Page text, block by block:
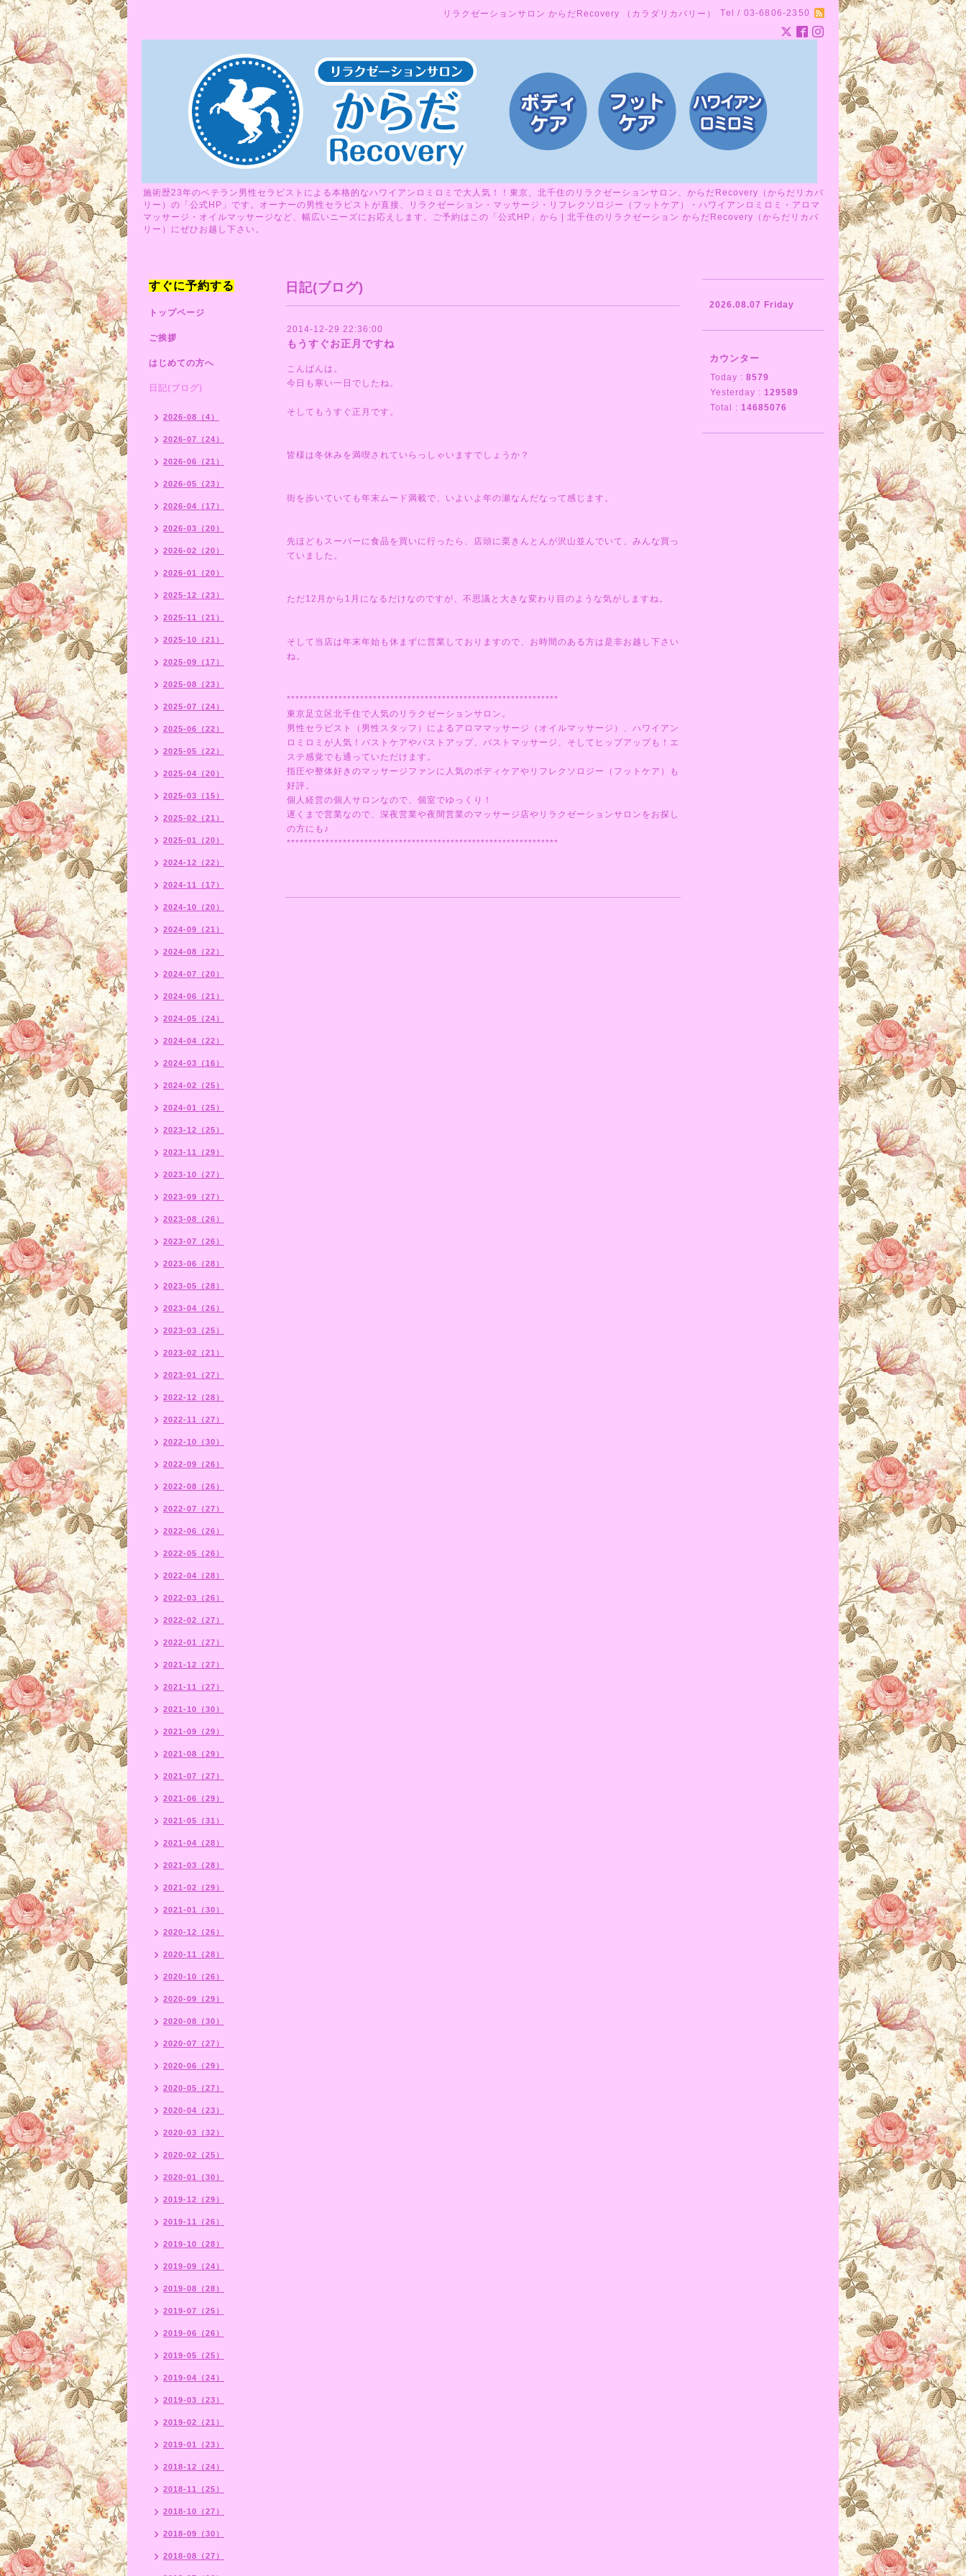
リラクゼーションサロン からだRecovery （カラダリカバリー） Tel / 03-6806-2350
施術歴23年のベテラン男性セラピストによる本格的なハワイアンロミロミで大人気！！東京、北千住のリラクゼーションサロン、からだRecovery（からだリカバ
リー）の「公式HP」です。オーナーの男性セラピストが直接、リラクゼーション・マッサージ・リフレクソロジー（フットケア）・ハワイアンロミロミ・アロマ
マッサージ・オイルマッサージなど、幅広いニーズにお応えします。ご予約はこの「公式HP」から | 北千住のリラクゼーション からだRecovery（からだリカバ
リー）にぜひお越し下さい。
日記(ブログ)
2014-12-29 22:36:00
もうすぐお正月ですね
こんばんは。
今日も寒い一日でしたね。
そしてもうすぐ正月です。
皆様は冬休みを満喫されていらっしゃいますでしょうか？
街を歩いていても年末ムード満載で、いよいよ年の瀬なんだなって感じます。
先ほどもスーパーに食品を買いに行ったら、店頭に栗きんとんが沢山並んでいて、みんな買っ
ていました。
ただ12月から1月になるだけなのですが、不思議と大きな変わり目のような気がしますね。
そして当店は年末年始も休まずに営業しておりますので、お時間のある方は是非お越し下さい
ね。
***************************************************************
東京足立区北千住で人気のリラクゼーションサロン。
男性セラピスト（男性スタッフ）によるアロママッサージ（オイルマッサージ）、ハワイアン
ロミロミが人気！バストケアやバストアップ、バストマッサージ、そしてヒップアップも！エ
ステ感覚でも通っていただけます。
指圧や整体好きのマッサージファンに人気のボディケアやリフレクソロジー（フットケア）も
好評。
個人経営の個人サロンなので、個室でゆっくり！
遅くまで営業なので、深夜営業や夜間営業のマッサージ店やリラクゼーションサロンをお探し
の方にも♪
***************************************************************
すぐに予約する
トップページ
ご挨拶
はじめての方へ
日記(ブログ)
2026-08（4）
2026-07（24）
2026-06（21）
2026-05（23）
2026-04（17）
2026-03（20）
2026-02（20）
2026-01（20）
2025-12（23）
2025-11（21）
2025-10（21）
2025-09（17）
2025-08（23）
2025-07（24）
2025-06（22）
2025-05（22）
2025-04（20）
2025-03（15）
2025-02（21）
2025-01（20）
2024-12（22）
2024-11（17）
2024-10（20）
2024-09（21）
2024-08（22）
2024-07（20）
2024-06（21）
2024-05（24）
2024-04（22）
2024-03（16）
2024-02（25）
2024-01（25）
2023-12（25）
2023-11（29）
2023-10（27）
2023-09（27）
2023-08（26）
2023-07（26）
2023-06（28）
2023-05（28）
2023-04（26）
2023-03（25）
2023-02（21）
2023-01（27）
2022-12（28）
2022-11（27）
2022-10（30）
2022-09（26）
2022-08（26）
2022-07（27）
2022-06（26）
2022-05（26）
2022-04（28）
2022-03（26）
2022-02（27）
2022-01（27）
2021-12（27）
2021-11（27）
2021-10（30）
2021-09（29）
2021-08（29）
2021-07（27）
2021-06（29）
2021-05（31）
2021-04（28）
2021-03（28）
2021-02（29）
2021-01（30）
2020-12（26）
2020-11（28）
2020-10（26）
2020-09（29）
2020-08（30）
2020-07（27）
2020-06（29）
2020-05（27）
2020-04（23）
2020-03（32）
2020-02（25）
2020-01（30）
2019-12（29）
2019-11（26）
2019-10（28）
2019-09（24）
2019-08（28）
2019-07（25）
2019-06（26）
2019-05（25）
2019-04（24）
2019-03（23）
2019-02（21）
2019-01（23）
2018-12（24）
2018-11（25）
2018-10（27）
2018-09（30）
2018-08（27）
2026.08.07 Friday
カウンター
Today : 8579
Yesterday : 129589
Total : 14685076